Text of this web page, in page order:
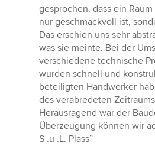
gesprochen, dass ein
nur geschmackvoll ist,
Das erschien uns sehr
was sie meinte. Bei der
verschiedene technische
wurden schnell und
beteiligten Handwerker
des verabredeten
Herausragend war der
Überzeugung können wir
S .u .L. Plass”